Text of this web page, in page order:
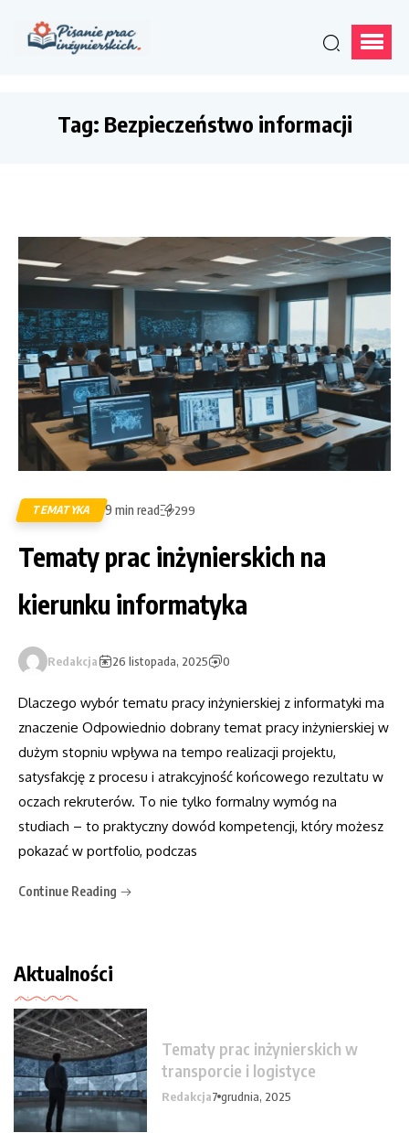
Tag: Bezpieczeństwo informacji
TEMATYKA 9 min read 299
Tematy prac inżynierskich na
kierunku informatyka
Redakcja 26 listopada, 2025 0
Dlaczego wybór tematu pracy inżynierskiej z informatyki ma
znaczenie Odpowiednio dobrany temat pracy inżynierskiej w
dużym stopniu wpływa na tempo realizacji projektu,
satysfakcję z procesu i atrakcyjność końcowego rezultatu w
oczach rekruterów. To nie tylko formalny wymóg na
studiach – to praktyczny dowód kompetencji, który możesz
pokazać w portfolio, podczas
Continue Reading
Aktualności
Tematy prac inżynierskich w
transporcie i logistyce
Redakcja7 grudnia, 2025